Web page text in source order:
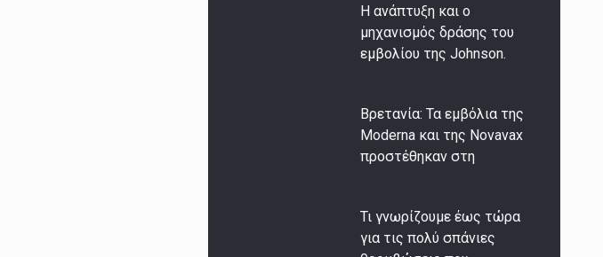
Η ανάπτυξη και ο
μηχανισμός δράσης του
εμβολίου της Johnson.
Βρετανία: Τα εμβόλια της
Moderna και της Novavax
προστέθηκαν στη
Τι γνωρίζουμε έως τώρα
για τις πολύ σπάνιες